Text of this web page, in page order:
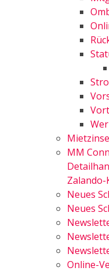
MM
Neues
Neues
Online-